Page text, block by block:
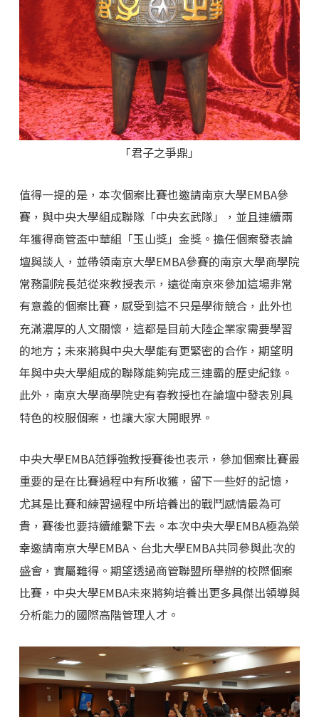
「君子之爭鼎」
值得一提的是，本次個案比賽也邀請南京大學EMBA參
賽，與中央大學組成聯隊「中央玄武隊」，並且連續兩
年獲得商管盃中華組「玉山獎」金獎。擔任個案發表論
壇與談人，並帶領南京大學EMBA參賽的南京大學商學院
常務副院長范從來教授表示，遠從南京來參加這場非常
有意義的個案比賽，感受到這不只是學術競合，此外也
充滿濃厚的人文關懷，這都是目前大陸企業家需要學習
的地方；未來將與中央大學能有更緊密的合作，期望明
年與中央大學組成的聯隊能夠完成三連霸的歷史紀錄。
此外，南京大學商學院史有春教授也在論壇中發表別具
特色的校服個案，也讓大家大開眼界。
中央大學EMBA范錚強教授賽後也表示，參加個案比賽最
重要的是在比賽過程中有所收獲，留下一些好的記憶，
尤其是比賽和練習過程中所培養出的戰鬥感情最為可
貴，賽後也要持續維繫下去。本次中央大學EMBA極為榮
幸邀請南京大學EMBA、台北大學EMBA共同參與此次的
盛會，實屬難得。期望透過商管聯盟所舉辦的校際個案
比賽，中央大學EMBA未來將夠培養出更多具傑出領導與
分析能力的國際高階管理人才。